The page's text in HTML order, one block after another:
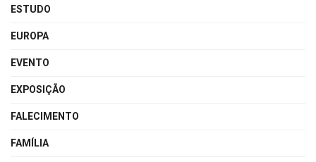
ESTUDO
EUROPA
EVENTO
EXPOSIÇÃO
FALECIMENTO
FAMÍLIA